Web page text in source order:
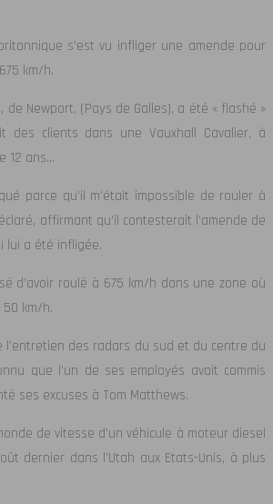
s’est vu infliger une amende pour
km/h.
de Newport, (Pays de Galles), a été « flashé »
des clients dans une Vauxhall Cavalier, à
12 ans…
parce qu’il m’était impossible de rouler à
affirmant qu’il contesterait l’amende de
lui a été infligée.
d’avoir roulé à 675 km/h dans une zone où
km/h.
l’entretien des radars du sud et du centre du
que l’un de ses employés avait commis
ses excuses à Tom Matthews.
de vitesse d’un véhicule à moteur diesel
dernier dans l’Utah aux Etats-Unis, à plus